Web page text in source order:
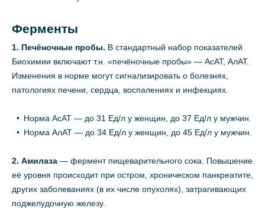
Ферменты
1. Печёночные пробы. В стандартный набор показателей
Биохимии включают т.н. «печёночные пробы» — АсАТ, АлАТ.
Изменения в норме могут сигнализировать о болезнях,
патологиях печени, сердца, воспалениях и инфекциях.
Норма АсАТ — до 31 Ед/л у женщин, до 37 Ед/л у мужчин.
Норма АлАТ — до 34 Ед/л у женщин, до 45 Ед/л у мужчин.
2. Амилаза — фермент пищеварительного сока. Повышение
её уровня происходит при остром, хроническом панкреатите,
других заболеваниях (в их числе опухолях), затрагивающих
поджелудочную железу.